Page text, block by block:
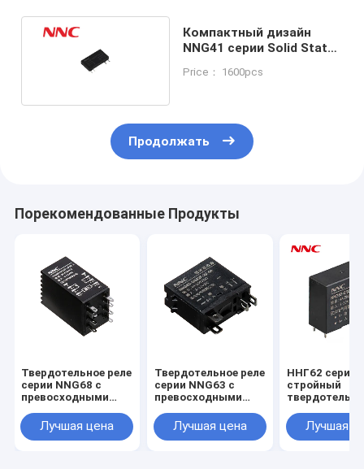
Компактный дизайн
NNG41 серии Solid State
розетки
Price： 1600pcs
Продолжать
Порекомендованные Продукты
Твердотельное реле
серии NNG68 с
превосходными
для промышленных
применений
Лучшая цена
Твердотельное реле
серии NNG63 с
превосходными
для промышленных
применений
Лучшая цена
ННГ62 серия
стройный
Лучшая